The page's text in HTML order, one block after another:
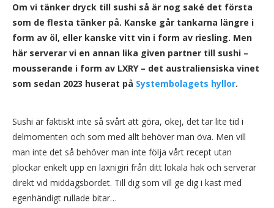
Om vi tänker dryck till sushi så är nog saké det första
som de flesta tänker på. Kanske går tankarna längre i
form av öl, eller kanske vitt vin i form av riesling. Men
här serverar vi en annan lika given partner till sushi –
mousserande i form av LXRY – det australiensiska vinet
som sedan 2023 huserat på Systembolagets hyllor.
Sushi är faktiskt inte så svårt att göra, okej, det tar lite tid i
delmomenten och som med allt behöver man öva. Men vill
man inte det så behöver man inte följa vårt recept utan
plockar enkelt upp en laxnigiri från ditt lokala hak och serverar
direkt vid middagsbordet. Till dig som vill ge dig i kast med
egenhändigt rullade bitar…